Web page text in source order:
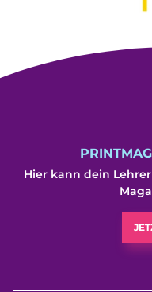
Hier kann dein